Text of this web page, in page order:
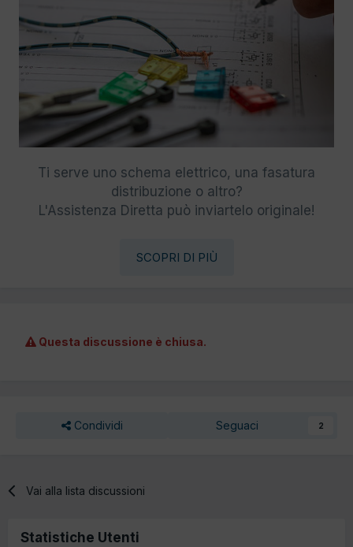
Ti serve uno schema elettrico, una fasatura
distribuzione o altro?
L'Assistenza Diretta può inviartelo originale!
SCOPRI DI PIÙ
Questa discussione è chiusa.
Condividi Seguaci 2
Vai alla lista discussioni
Statistiche Utenti